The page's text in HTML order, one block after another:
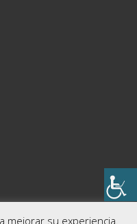
mejorar su experiencia.